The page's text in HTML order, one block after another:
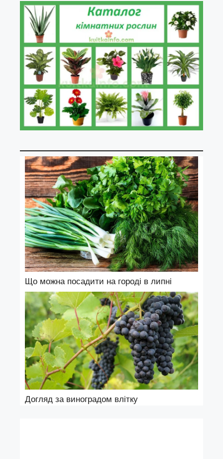
Що можна посадити на городі в липні
Догляд за виноградом влітку